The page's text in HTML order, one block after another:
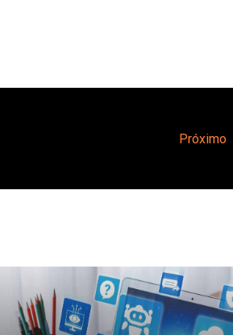
Próximo